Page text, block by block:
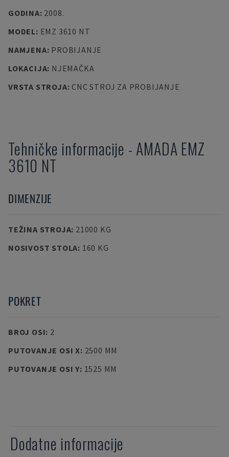
GODINA: 2008.
MODEL: EMZ 3610 NT
NAMJENA: PROBIJANJE
LOKACIJA: NJEMAČKA
VRSTA STROJA: CNC STROJ ZA PROBIJANJE
Tehničke informacije - AMADA EMZ
3610 NT
DIMENZIJE
TEŽINA STROJA: 21000 KG
NOSIVOST STOLA: 160 KG
POKRET
BROJ OSI: 2
PUTOVANJE OSI X: 2500 MM
PUTOVANJE OSI Y: 1525 MM
Dodatne informacije